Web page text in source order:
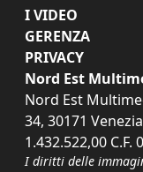
I VIDEO
GERENZA
PRIVACY
Nord Est
Nord Est
34, 30171
1.432.522,00 C.F.
I diritti delle